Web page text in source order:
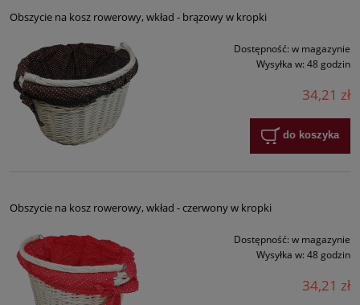
Obszycie na kosz rowerowy, wkład - brązowy w kropki
Dostępność: w magazynie
Wysyłka w: 48 godzin
34,21 zł
do koszyka
Obszycie na kosz rowerowy, wkład - czerwony w kropki
Dostępność: w magazynie
Wysyłka w: 48 godzin
34,21 zł